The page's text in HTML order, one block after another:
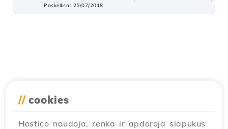
Paskelbta: 25/07/2018
// cookies
Hostico naudoja, renka ir apdoroja slapukus